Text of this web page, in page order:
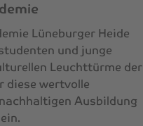
Lüneburger Heide
und junge
Leuchttürme der
diese wertvolle
Ausbildung